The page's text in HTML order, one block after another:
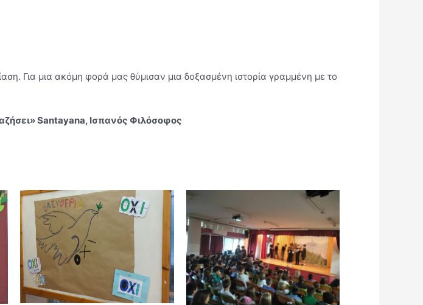
Για μια ακόμη φορά μας θύμισαν μια δοξασμένη ιστορία γραμμένη με το
Santayana, Ισπανός Φιλόσοφος